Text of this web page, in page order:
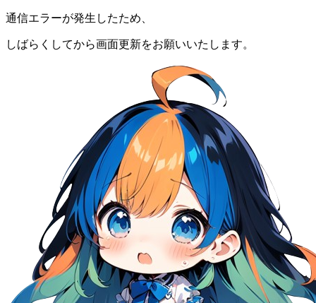
通信エラーが発生したため、
しばらくしてから画面更新をお願いいたします。